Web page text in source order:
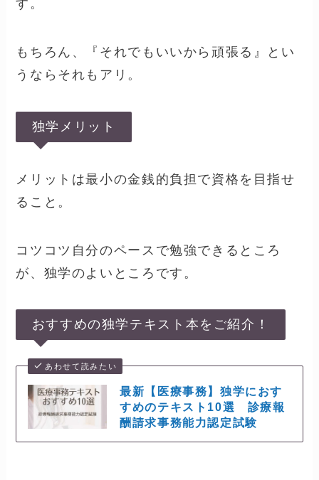
学びます。
独学デメリット
テキストだけ買って初学者で始めるのは、ち
ょっと道のりが長いかもしれません。
もちろん分からない点は、自分で調べて答え
を出さなければなりませんし、それが正しい
また、一般的には『診療報酬請求事務能力認
す。
もちろん、『それでもいいから頑張る』とい
うならそれもアリ。
独学メリット